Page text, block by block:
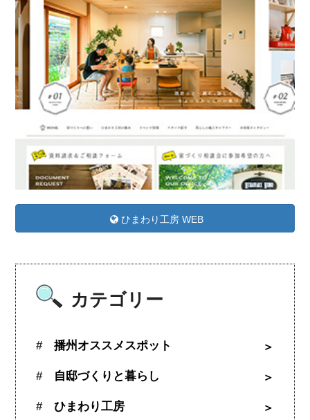
ひまわり工房 WEB
カテゴリー
播州オススメスポット
自邸づくりと暮らし
ひまわり工房